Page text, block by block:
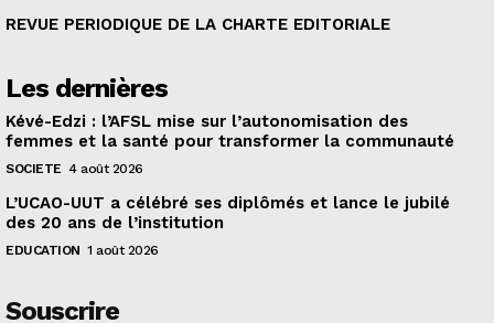
REVUE PERIODIQUE DE LA CHARTE EDITORIALE
Les dernières
Kévé-Edzi : l’AFSL mise sur l’autonomisation des
femmes et la santé pour transformer la communauté
SOCIETE 4 août 2026
L’UCAO-UUT a célébré ses diplômés et lance le jubilé
des 20 ans de l’institution
EDUCATION 1 août 2026
Souscrire